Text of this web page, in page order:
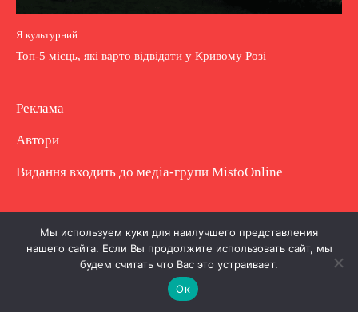
Я культурний
Топ-5 місць, які варто відвідати у Кривому Розі
Реклама
Автори
Видання входить до медіа-групи MistoOnline
Copyright © Повне використання матеріалу
заборонено. Частково можна з гіперпосиланням.
Мы используем куки для наилучшего представления
нашего сайта. Если Вы продолжите использовать сайт, мы
будем считать что Вас это устраивает.
Ок